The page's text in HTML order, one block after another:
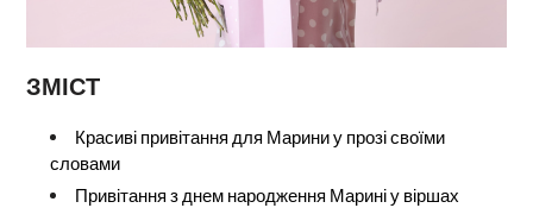
ЗМІСТ
Красиві привітання для Марини у прозі своїми
словами
Привітання з днем народження Марині у віршах